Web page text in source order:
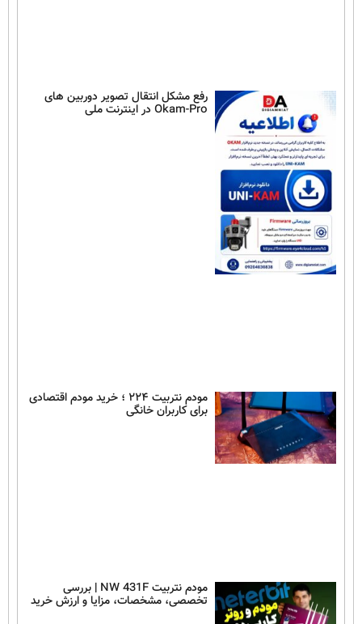
رفع مشکل انتقال تصویر دوربین های
Okam-Pro در اینترنت ملی
مودم نتربیت ۲۲۴ ؛ خرید مودم اقتصادی
برای کاربران خانگی
مودم نتربیت NW 431F | بررسی
تخصصی، مشخصات، مزایا و ارزش خرید